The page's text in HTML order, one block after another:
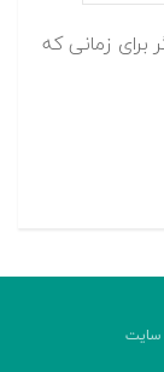
برای زمانی که